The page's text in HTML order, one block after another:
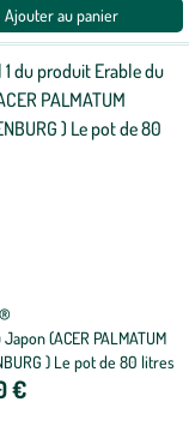
Ajouter au panier
(ACER PALMATUM
) Le pot de 80 litres
€